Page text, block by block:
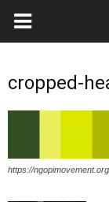
cropped-
https://